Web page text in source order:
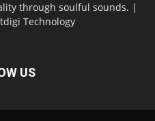
through soulful sounds. |
Technology
US